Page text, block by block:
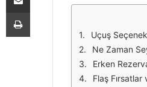
Uçuş
Ne Zaman
Erken
Flaş